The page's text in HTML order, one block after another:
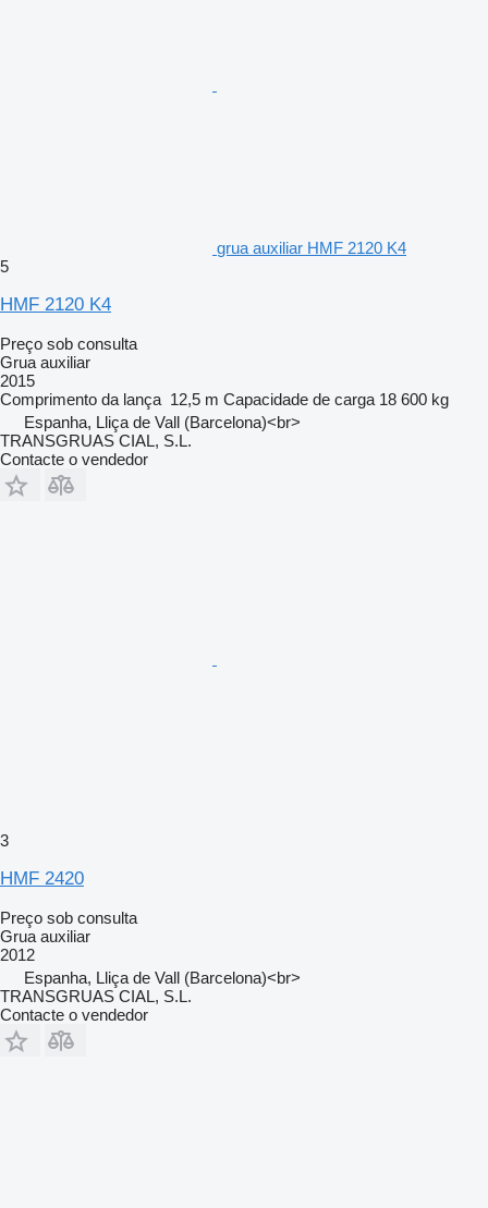
grua auxiliar HMF 2120 K4
5
HMF 2120 K4
Preço sob consulta
Grua auxiliar
2015
Comprimento da lança 12,5 m Capacidade de carga 18 600 kg
Espanha, Lliça de Vall (Barcelona)<br>
TRANSGRUAS CIAL, S.L.
Contacte o vendedor
3
HMF 2420
Preço sob consulta
Grua auxiliar
2012
Espanha, Lliça de Vall (Barcelona)<br>
TRANSGRUAS CIAL, S.L.
Contacte o vendedor